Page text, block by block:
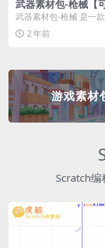
武器素材包-枪械【
武器素材包-枪械 是一
发者和创作者设计的素
多种高质量的枪械...
2 年前
游戏素材
Scratch编